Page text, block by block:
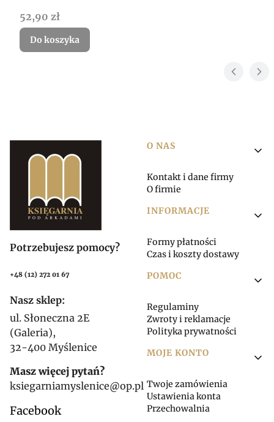
Cena
52,90 zł
Do koszyka
Potrzebujesz pomocy?
+48 (12) 272 01 67
Nasz sklep:
ul. Słoneczna 2E
(Galeria),
32-400 Myślenice
Masz więcej pytań?
ksiegarniamyslenice@op.pl
Facebook
Linki w stopce
O NAS
Kontakt i dane firmy
O firmie
INFORMACJE
Formy płatności
Czas i koszty dostawy
POMOC
Regulaminy
Zwroty i reklamacje
Polityka prywatności
MOJE KONTO
Twoje zamówienia
Ustawienia konta
Przechowalnia